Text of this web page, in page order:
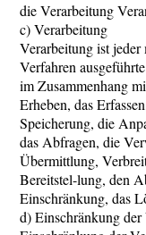
die Verarbeitung
c) Verarbeitung
Verarbeitung ist
Verfahren
im Zusammenhang
Erheben, das
Speicherung, die
das Abfragen, die
Übermittlung,
Bereitstel-lung, den
Einschränkung, das
d) Einschränkung